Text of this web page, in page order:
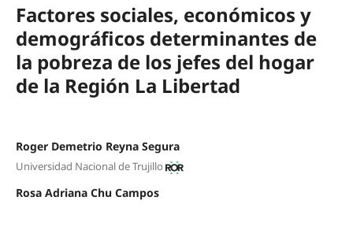
Factores sociales, económicos y
demográficos determinantes de
la pobreza de los jefes del hogar
de la Región La Libertad
Roger Demetrio Reyna Segura
Universidad Nacional de Trujillo
Rosa Adriana Chu Campos